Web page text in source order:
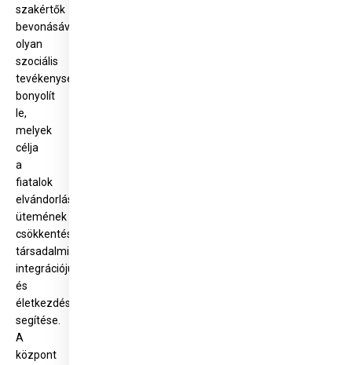
szakértők
bevonásával
olyan
szociális
tevékenységet
bonyolít
le,
melyek
célja
a
fiatalok
elvándorlási
ütemének
csökkentése,
társadalmi
integrációjuk
és
életkezdésük
segítése.
A
központ